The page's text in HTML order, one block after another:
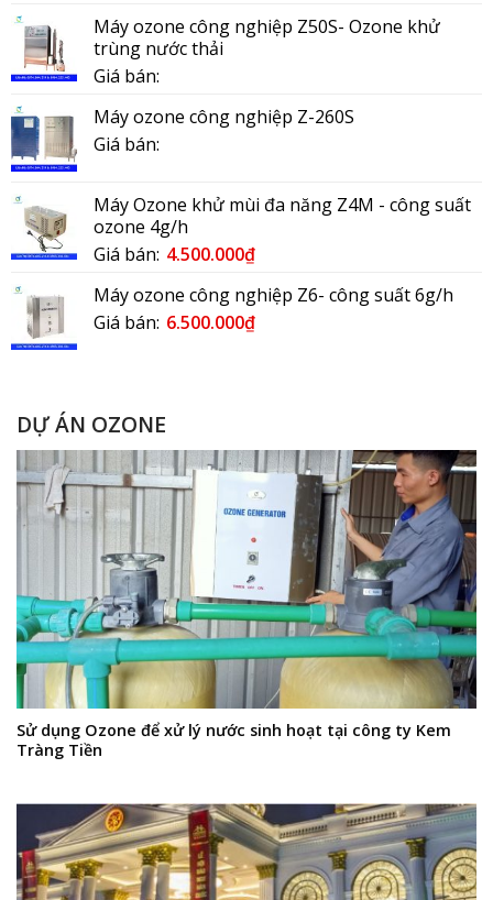
Máy ozone công nghiệp Z50S- Ozone khử
trùng nước thải
Giá bán:
Máy ozone công nghiệp Z-260S
Giá bán:
Máy Ozone khử mùi đa năng Z4M - công suất
ozone 4g/h
Giá bán: 4.500.000₫
Máy ozone công nghiệp Z6- công suất 6g/h
Giá bán: 6.500.000₫
DỰ ÁN OZONE
Sử dụng Ozone để xử lý nước sinh hoạt tại công ty Kem
Tràng Tiền